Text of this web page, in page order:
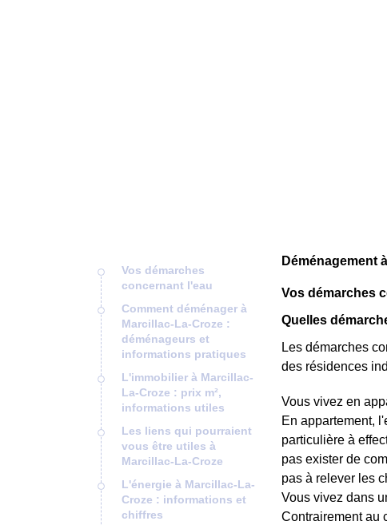
Vos démarches
concernant l'eau
Comment déménager à
Marcillac-La-Croze :
déménageurs et
informations pratiques
L'immobilier à Marcillac-
La-Croze : prix m²,
informations utiles
Les liens qui pourraient
vous être utiles à
Marcillac-La-Croze
L'énergie à Marcillac-La-
Croze : informations et
chiffres
Déménagement
Vos démarches
Quelles
Les démarches
des résidences
Vous vivez en
En appartement,
particulière à
pas exister de
pas à relever les
Vous vivez dans
Contrairement au